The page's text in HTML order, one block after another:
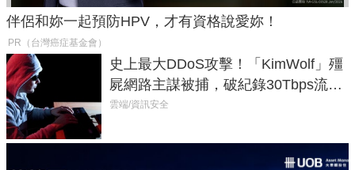
伴侶和妳一起預防HPV，才有資格說愛妳！
PR（台灣癌症基金會）
史上最大DDoS攻擊！「KimWolf」殭
屍網路主謀被捕，破紀錄30Tbps流量
癱瘓全球！
雲端/資訊安全